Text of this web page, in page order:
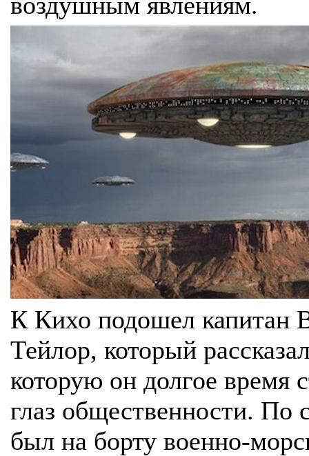
К Кихо подошел капитан
Тейлор, который
которую он долгое время
глаз общественности. По
был на борту военно-